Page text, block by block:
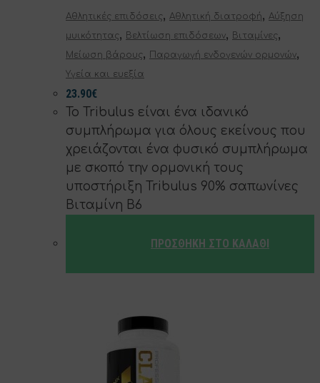
Αθλητικές επιδόσεις, Αθλητική διατροφή, Αύξηση
μυικότητας, Βελτίωση επιδόσεων, Βιταμίνες,
Μείωση βάρους, Παραγωγή ενδογενών ορμονών,
Υγεία και ευεξία
23.90€
To Tribulus είναι ένα ιδανικό
συμπλήρωμα για όλους εκείνους που
χρειάζονται ένα φυσικό συμπλήρωμα
με σκοπό την ορμονική τους
υποστήριξη Tribulus 90% σαπωνίνες
Βιταμίνη Β6
ΠΡΟΣΘΉΚΗ ΣΤΟ ΚΑΛΆΘΙ